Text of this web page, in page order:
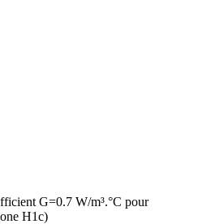
G=0.7 W/m³.°C pour
H1c)